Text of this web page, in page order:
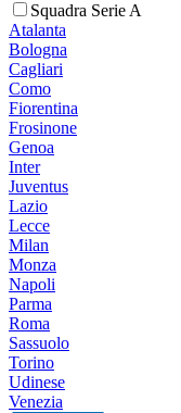
Squadra Serie A
Atalanta
Bologna
Cagliari
Como
Fiorentina
Frosinone
Genoa
Inter
Juventus
Lazio
Lecce
Milan
Monza
Napoli
Parma
Roma
Sassuolo
Torino
Udinese
Venezia